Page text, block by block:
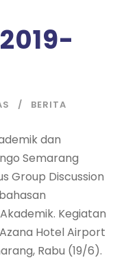
BERITA
dan
Semarang
Group Discussion
Kegiatan
Hotel Airport
Rabu (19/6).